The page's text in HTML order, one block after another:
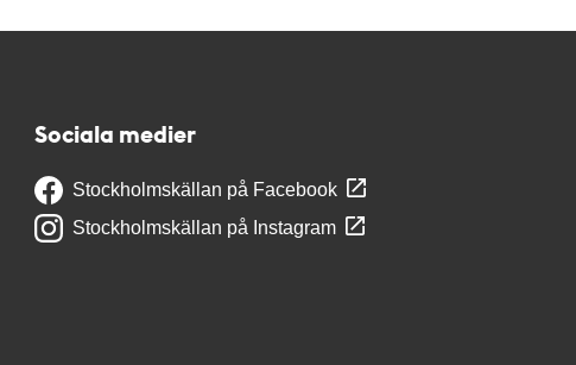
Sociala medier
Stockholmskällan på Facebook
Stockholmskällan på Instagram